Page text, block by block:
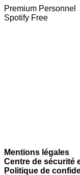
Premium Personnel
Spotify Free
Mentions légales
Centre de sécurité
Politique de